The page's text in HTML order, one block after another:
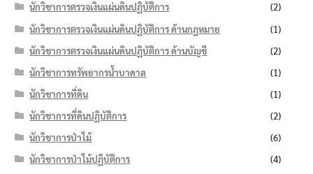
นักวิชาการตรวจเงินแผ่นดินปฏิบัติการ
(2)
นักวิชาการตรวจเงินแผ่นดินปฏิบัติการ ด้านกฎหมาย
(1)
นักวิชาการตรวจเงินแผ่นดินปฏิบัติการ ด้านบัญชี
(2)
นักวิชาการทรัพยากรน้ำบาดาล
(1)
นักวิชาการที่ดิน
(1)
นักวิชาการที่ดินปฏิบัติการ
(2)
นักวิชาการป่าไม้
(6)
นักวิชาการป่าไม้ปฏิบัติการ
(4)